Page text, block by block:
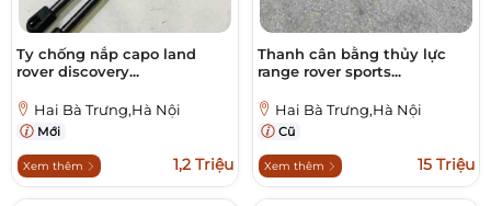
Ty chống nắp capo land
rover discovery...
Hai Bà Trưng,Hà Nội
Mới
Xem thêm 1,2 Triệu
Thanh cân bằng thủy lực
range rover sports...
Hai Bà Trưng,Hà Nội
Cũ
Xem thêm 15 Triệu